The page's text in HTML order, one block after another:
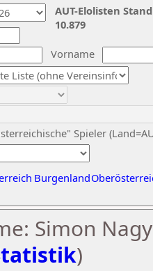
Vorname
Spieler
Burgenland
AUT-Elolisten
10.879
Simon
)